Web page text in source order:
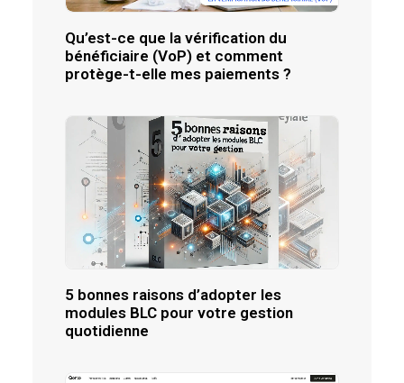
Qu’est-ce que la vérification du
bénéficiaire (VoP) et comment
protège-t-elle mes paiements ?
5 bonnes raisons d’adopter les
modules BLC pour votre gestion
quotidienne